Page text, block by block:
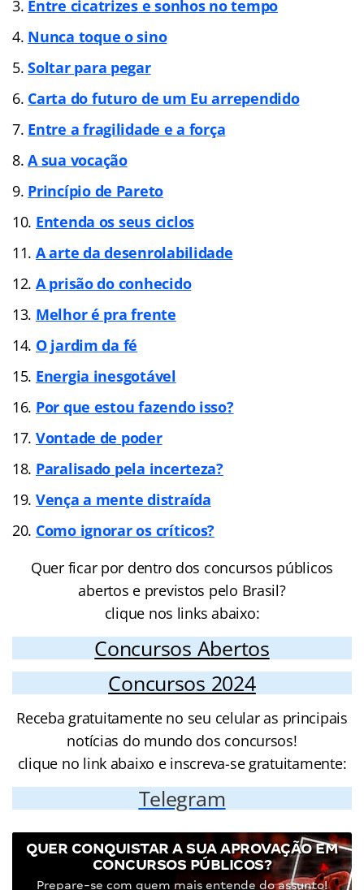
Entre cicatrizes e sonhos no tempo
Nunca toque o sino
Soltar para pegar
Carta do futuro de um Eu arrependido
Entre a fragilidade e a força
A sua vocação
Princípio de Pareto
Entenda os seus ciclos
A arte da desenrolabilidade
A prisão do conhecido
Melhor é pra frente
O jardim da fé
Energia inesgotável
Por que estou fazendo isso?
Vontade de poder
Paralisado pela incerteza?
Vença a mente distraída
Como ignorar os críticos?
Quer ficar por dentro dos concursos públicos
abertos e previstos pelo Brasil?
clique nos links abaixo:
Concursos Abertos
Concursos 2024
Receba gratuitamente no seu celular as principais
notícias do mundo dos concursos!
clique no link abaixo e inscreva-se gratuitamente:
Telegram
QUER CONQUISTAR A SUA APROVAÇÃO EM
CONCURSOS PÚBLICOS?
Prepare-se com quem mais entende do assunto!